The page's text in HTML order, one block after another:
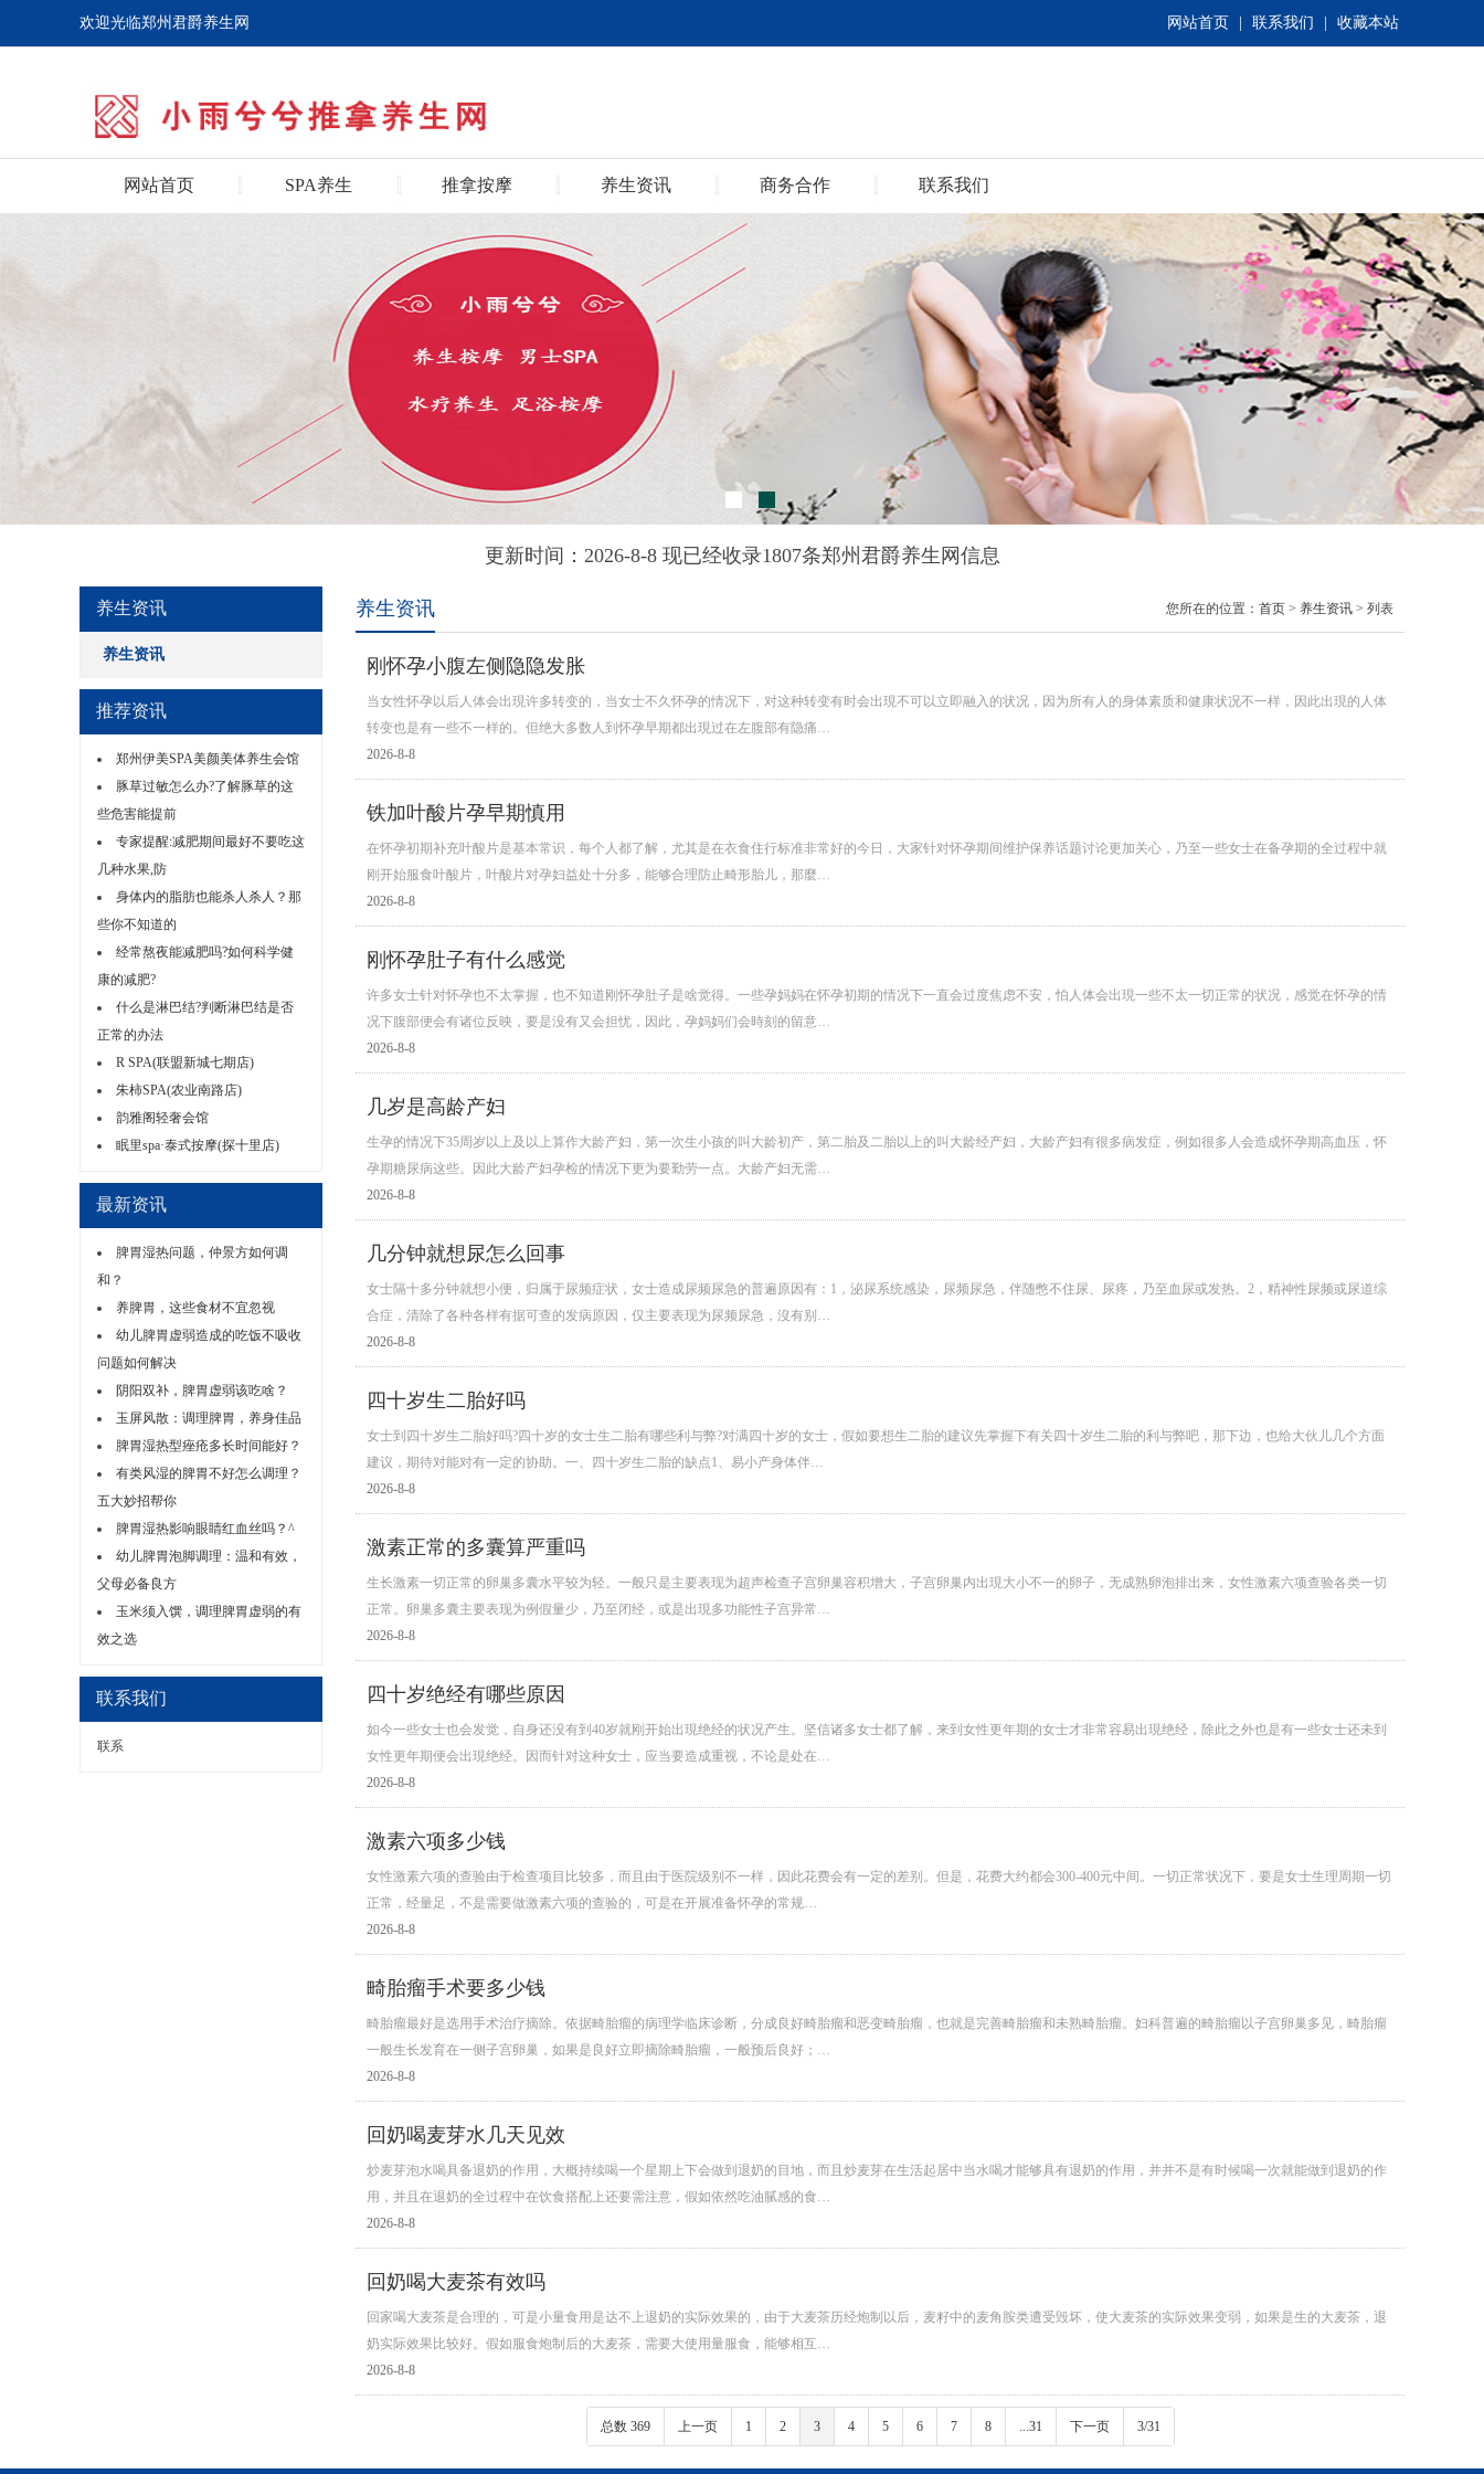
网站首页 联系我们 收藏本站
欢迎光临郑州君爵养生网
网站首页 SPA养生 推拿按摩 养生资讯 商务合作 联系我们
更新时间：2026-8-8 现已经收录1807条郑州君爵养生网信息
养生资讯
养生资讯
推荐资讯
郑州伊美SPA美颜美体养生会馆
豚草过敏怎么办?了解豚草的这
些危害能提前
专家提醒:减肥期间最好不要吃这
几种水果,防
身体内的脂肪也能杀人杀人？那
些你不知道的
经常熬夜能减肥吗?如何科学健
康的减肥?
什么是淋巴结?判断淋巴结是否
正常的办法
R SPA(联盟新城七期店)
朱柿SPA(农业南路店)
韵雅阁轻奢会馆
眠里spa·泰式按摩(探十里店)
最新资讯
脾胃湿热问题，仲景方如何调
和？
养脾胃，这些食材不宜忽视
幼儿脾胃虚弱造成的吃饭不吸收
问题如何解决
阴阳双补，脾胃虚弱该吃啥？
玉屏风散：调理脾胃，养身佳品
脾胃湿热型痤疮多长时间能好？
有类风湿的脾胃不好怎么调理？
五大妙招帮你
脾胃湿热影响眼睛红血丝吗？^
幼儿脾胃泡脚调理：温和有效，
父母必备良方
玉米须入馔，调理脾胃虚弱的有
效之选
联系我们
联系
养生资讯 您所在的位置： 首页 > 养生资讯 > 列表
刚怀孕小腹左侧隐隐发胀
当女性怀孕以后人体会出現许多转变的，当女士不久怀孕的情况下，对这种转变有时会出現不可以立即融入的状况，因为所有人的身体素质和健康状况不一样，因此出現的人体
转变也是有一些不一样的。但绝大多数人到怀孕早期都出現过在左腹部有隐痛…
2026-8-8
铁加叶酸片孕早期慎用
在怀孕初期补充叶酸片是基本常识，每个人都了解，尤其是在衣食住行标准非常好的今日，大家针对怀孕期间维护保养话题讨论更加关心，乃至一些女士在备孕期的全过程中就
刚开始服食叶酸片，叶酸片对孕妇益处十分多，能够合理防止畸形胎儿，那麼…
2026-8-8
刚怀孕肚子有什么感觉
许多女士针对怀孕也不太掌握，也不知道刚怀孕肚子是啥觉得。一些孕妈妈在怀孕初期的情况下一直会过度焦虑不安，怕人体会出現一些不太一切正常的状况，感觉在怀孕的情
况下腹部便会有诸位反映，要是没有又会担忧，因此，孕妈妈们会時刻的留意…
2026-8-8
几岁是高龄产妇
生孕的情况下35周岁以上及以上算作大龄产妇，第一次生小孩的叫大龄初产，第二胎及二胎以上的叫大龄经产妇，大龄产妇有很多病发症，例如很多人会造成怀孕期高血压，怀
孕期糖尿病这些。因此大龄产妇孕检的情况下更为要勤劳一点。大龄产妇无需…
2026-8-8
几分钟就想尿怎么回事
女士隔十多分钟就想小便，归属于尿频症状，女士造成尿频尿急的普遍原因有：1，泌尿系统感染，尿频尿急，伴随憋不住尿、尿疼，乃至血尿或发热。2，精神性尿频或尿道综
合症，清除了各种各样有据可查的发病原因，仅主要表现为尿频尿急，沒有别…
2026-8-8
四十岁生二胎好吗
女士到四十岁生二胎好吗?四十岁的女士生二胎有哪些利与弊?对满四十岁的女士，假如要想生二胎的建议先掌握下有关四十岁生二胎的利与弊吧，那下边，也给大伙儿几个方面
建议，期待对能对有一定的协助。一、四十岁生二胎的缺点1、易小产身体伴…
2026-8-8
激素正常的多囊算严重吗
生长激素一切正常的卵巢多囊水平较为轻。一般只是主要表现为超声检查子宫卵巢容积增大，子宫卵巢内出現大小不一的卵子，无成熟卵泡排出来，女性激素六项查验各类一切
正常。卵巢多囊主要表现为例假量少，乃至闭经，或是出現多功能性子宫异常…
2026-8-8
四十岁绝经有哪些原因
如今一些女士也会发觉，自身还没有到40岁就刚开始出現绝经的状况产生。坚信诸多女士都了解，来到女性更年期的女士才非常容易出現绝经，除此之外也是有一些女士还未到
女性更年期便会出現绝经。因而针对这种女士，应当要造成重视，不论是处在…
2026-8-8
激素六项多少钱
女性激素六项的查验由于检查项目比较多，而且由于医院级别不一样，因此花费会有一定的差别。但是，花费大约都会300-400元中间。一切正常状况下，要是女士生理周期一切
正常，经量足，不是需要做激素六项的查验的，可是在开展准备怀孕的常规…
2026-8-8
畸胎瘤手术要多少钱
畸胎瘤最好是选用手术治疗摘除。依据畸胎瘤的病理学临床诊断，分成良好畸胎瘤和恶变畸胎瘤，也就是完善畸胎瘤和未熟畸胎瘤。妇科普遍的畸胎瘤以子宫卵巢多见，畸胎瘤
一般生长发育在一侧子宫卵巢，如果是良好立即摘除畸胎瘤，一般预后良好；…
2026-8-8
回奶喝麦芽水几天见效
炒麦芽泡水喝具备退奶的作用，大概持续喝一个星期上下会做到退奶的目地，而且炒麦芽在生活起居中当水喝才能够具有退奶的作用，并并不是有时候喝一次就能做到退奶的作
用，并且在退奶的全过程中在饮食搭配上还要需注意，假如依然吃油腻感的食…
2026-8-8
回奶喝大麦茶有效吗
回家喝大麦茶是合理的，可是小量食用是达不上退奶的实际效果的，由于大麦茶历经炮制以后，麦籽中的麦角胺类遭受毁坏，使大麦茶的实际效果变弱，如果是生的大麦茶，退
奶实际效果比较好。假如服食炮制后的大麦茶，需要大使用量服食，能够相互…
2026-8-8
总数 369 上一页 1 2 3 4 5 6 7 8 ...31 下一页 3/31